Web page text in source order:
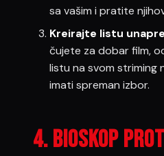
sa vašim i pratite
Kreirajte listu
čujete za dobar film,
listu na svom striming
imati spreman izbor.
4. bioskop